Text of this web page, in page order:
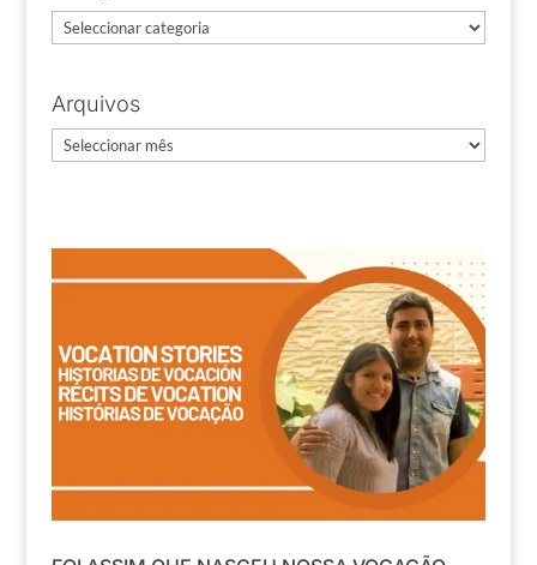
Categorias
Arquivos
Arquivos